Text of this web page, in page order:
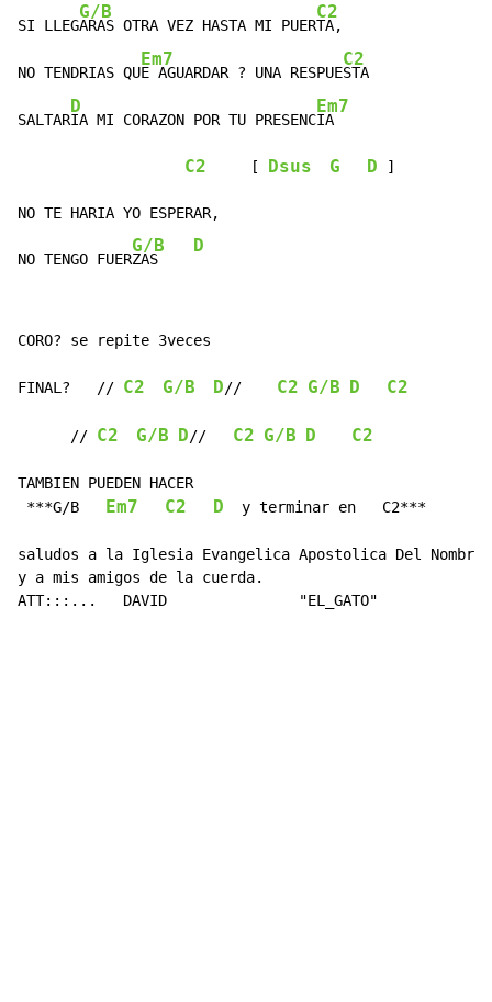
SI LLEG
G/B
ARAS OTRA VEZ HASTA MI PUER
C2
TA,
NO TENDRIAS QU
Em7
E AGUARDAR ? UNA RESPUE
C2
STA
SALTAR
D
IA MI CORAZON POR TU PRESENC
Em7
IA
C2
     [
Dsus G D ]
NO TE HARIA YO ESPERAR,
NO TENGO FUER
G/B
ZAS
D
CORO? se repite 3veces
FINAL?   // C2 G/B D// C2 G/B D C2
      //
C2 G/B D// C2 G/B D C2
TAMBIEN PUEDEN HACER
***G/B
Em7 C2 D
  y terminar en   C2***
saludos a la Iglesia Evangelica Apostolica Del Nombre
y a mis amigos de la cuerda.
ATT:::...   DAVID               "EL_GATO"